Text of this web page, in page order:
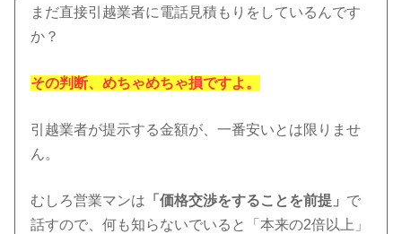
まだ直接引越業者に電話見積もりをしているんです
か？
その判断、めちゃめちゃ損ですよ。
引越業者が提示する金額が、一番安いとは限りませ
ん。
むしろ営業マンは 「価格交渉をすることを前提」 で
話すので、何も知らないでいると「本来の2倍以上」